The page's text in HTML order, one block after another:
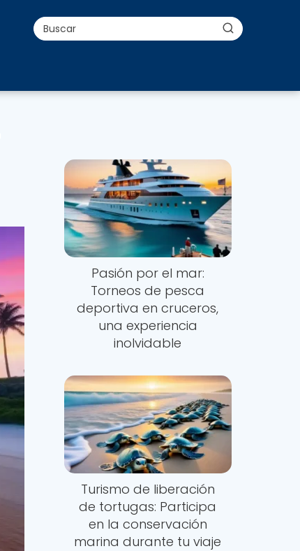
Pasión por el mar:
Torneos de pesca
deportiva en cruceros,
una experiencia
inolvidable
Turismo de liberación
de tortugas: Participa
en la conservación
marina durante tu viaje